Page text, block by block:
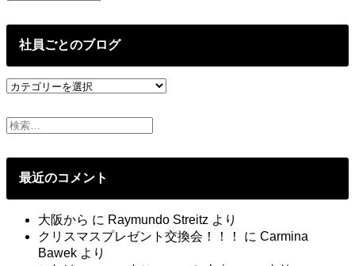
の
社員ごとのブログ
社
ご
と
グ
最近のコメント
大阪から に Raymundo Streitz より
クリスマスプレゼント交換会！！！
に Carmina
Bawek より